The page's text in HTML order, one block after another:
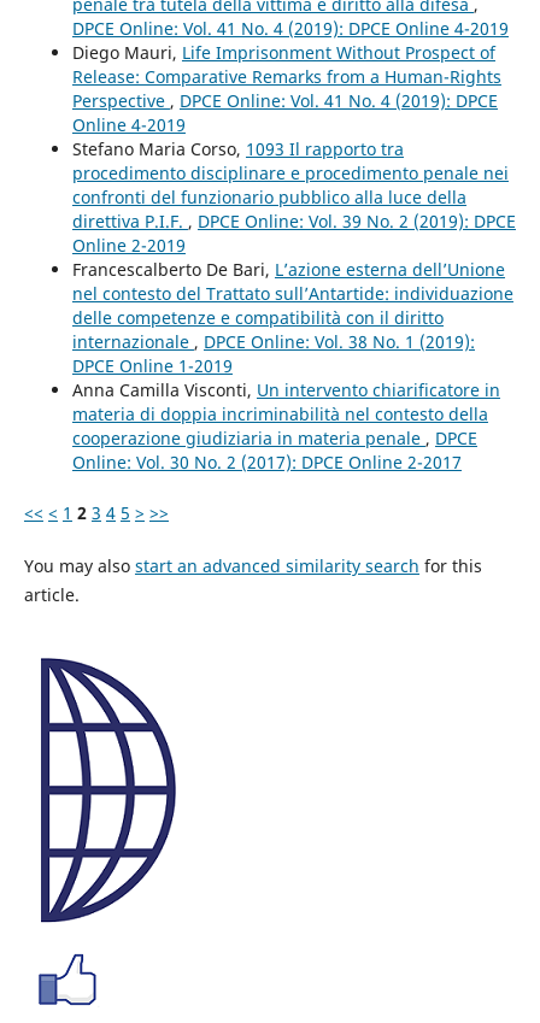
DPCE Online: Vol. 41 No. 4 (2019): DPCE Online 4-2019
Diego Mauri, Life Imprisonment Without Prospect of
Release: Comparative Remarks from a Human-Rights
Perspective , DPCE Online: Vol. 41 No. 4 (2019): DPCE
Online 4-2019
Stefano Maria Corso, 1093 Il rapporto tra
procedimento disciplinare e procedimento penale nei
confronti del funzionario pubblico alla luce della
direttiva P.I.F. , DPCE Online: Vol. 39 No. 2 (2019): DPCE
Online 2-2019
Francescalberto De Bari, L’azione esterna dell’Unione
nel contesto del Trattato sull’Antartide: individuazione
delle competenze e compatibilità con il diritto
internazionale , DPCE Online: Vol. 38 No. 1 (2019):
DPCE Online 1-2019
Anna Camilla Visconti, Un intervento chiarificatore in
materia di doppia incriminabilità nel contesto della
cooperazione giudiziaria in materia penale , DPCE
Online: Vol. 30 No. 2 (2017): DPCE Online 2-2017
<< < 1 2 3 4 5 > >>
You may also start an advanced similarity search for this
article.